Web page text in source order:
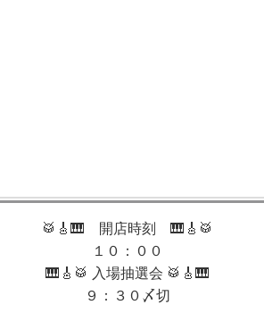
🥁🎸🎹 開店時刻 🎹🎸🥁
１０：００
🎹🎸🥁 入場抽選会 🥁🎸🎹
９：３０〆切